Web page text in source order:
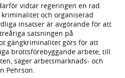
vidtar regeringen en rad
och organiserad
insatser är avgörande för att
satsningen på
gängkriminalitet görs för att
brottsförebyggande arbete, till
säger arbetsmarknads- och
Pehrson.